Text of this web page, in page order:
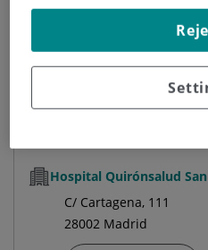
Hospital Universitario
C/ Juan Bravo, 39 y 49
Hospital Quirónsalud San
C/ Cartagena, 111
28002 Madrid